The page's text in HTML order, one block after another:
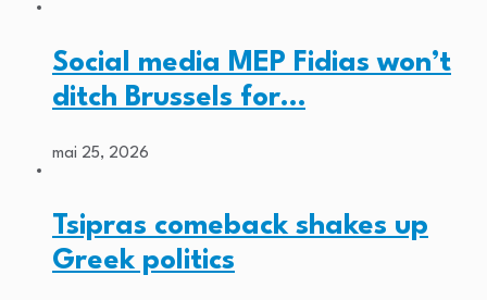
Social media MEP Fidias won’t
ditch Brussels for…
mai 25, 2026
Tsipras comeback shakes up
Greek politics